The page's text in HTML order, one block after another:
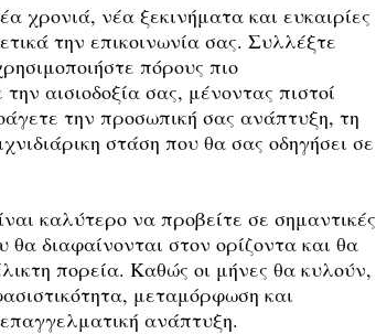
χρονιά, νέα ξεκινήματα και ευκαιρίες
την επικοινωνία σας. Συλλέξτε
πόρους πιο
αισιοδοξία σας, μένοντας πιστοί
την προσωπική σας ανάπτυξη, τη
στάση που θα σας οδηγήσει σε
καλύτερο να προβείτε σε σημαντικές
θα διαφαίνονται στον ορίζοντα και θα
πορεία. Καθώς οι μήνες θα κυλούν,
μεταμόρφωση και
ανάπτυξη.